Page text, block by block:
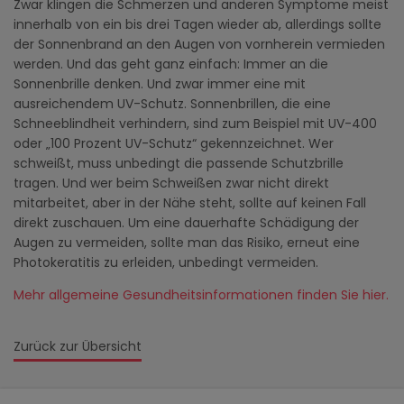
Zurück zur Übersicht
Zwar klingen die Schmerzen und anderen Symptome meist
innerhalb von ein bis drei Tagen wieder ab, allerdings sollte
der Sonnenbrand an den Augen von vornherein vermieden
werden. Und das geht ganz einfach: Immer an die
Sonnenbrille denken. Und zwar immer eine mit
ausreichendem UV-Schutz. Sonnenbrillen, die eine
Schneeblindheit verhindern, sind zum Beispiel mit UV-400
oder „100 Prozent UV-Schutz“ gekennzeichnet. Wer
schweißt, muss unbedingt die passende Schutzbrille
tragen. Und wer beim Schweißen zwar nicht direkt
mitarbeitet, aber in der Nähe steht, sollte auf keinen Fall
direkt zuschauen. Um eine dauerhafte Schädigung der
Augen zu vermeiden, sollte man das Risiko, erneut eine
Photokeratitis zu erleiden, unbedingt vermeiden.
Mehr allgemeine Gesundheitsinformationen finden Sie hier.